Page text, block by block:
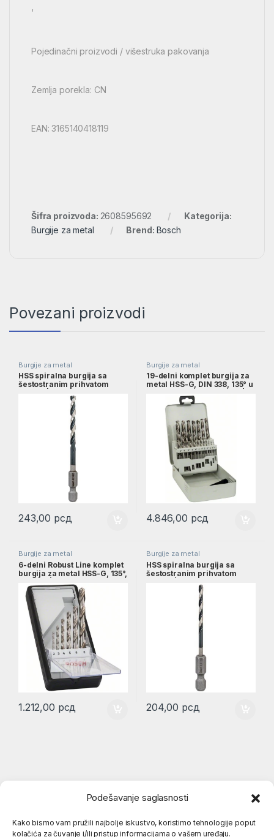
Podešavanje saglasnosti
Kako bismo vam pružili najbolje iskustvo, koristimo tehnologije poput
kolačića za čuvanje i/ili pristup informacijama o vašem uređaju.
‘
Pojedinačni proizvodi / višestruka pakovanja
Zemlja porekla: CN
EAN: 3165140418119
Šifra proizvoda: 2608595692
Kategorija:
Burgije za metal
Brend: Bosch
Povezani proizvodi
Burgije za metal
HSS spiralna burgija sa
šestostranim prihvatom
4,2mm | 2608577054
243,00 рсд
Burgije za metal
19-delni komplet burgija za
metal HSS-G, DIN 338, 135° u
2607018726
4.846,00 рсд
Burgije za metal
6-delni Robust Line komplet
burgija za metal HSS-G, 135°,
2–8 mm | 2607010529
1.212,00 рсд
Burgije za metal
HSS spiralna burgija sa
šestostranim prihvatom
3,0mm | 2608577048
204,00 рсд